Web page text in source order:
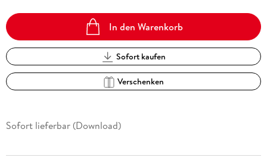
In den Warenkorb
Sofort kaufen
Verschenken
Sofort lieferbar (Download)